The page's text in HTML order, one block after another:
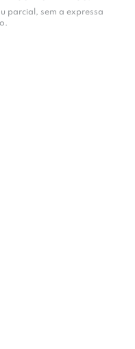
parcial, sem a expressa